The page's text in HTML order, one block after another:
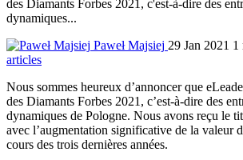
des Diamants Forbes 2021, c'est-à-dire des
dynamiques...
Paweł Majsiej 29 Jan 2021 1
articles
Nous sommes heureux d’annoncer que
des Diamants Forbes 2021, c’est-à-dire des
dynamiques de Pologne. Nous avons reçu le
avec l’augmentation significative de la valeur
cours des trois dernières années.